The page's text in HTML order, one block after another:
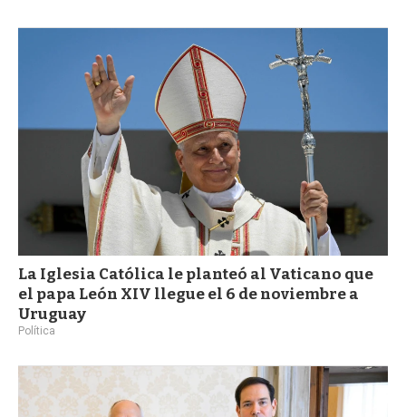
La Iglesia Católica le planteó al Vaticano que
el papa León XIV llegue el 6 de noviembre a
Uruguay
Política